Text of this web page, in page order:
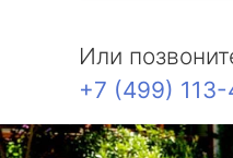
Или
+7 (499)